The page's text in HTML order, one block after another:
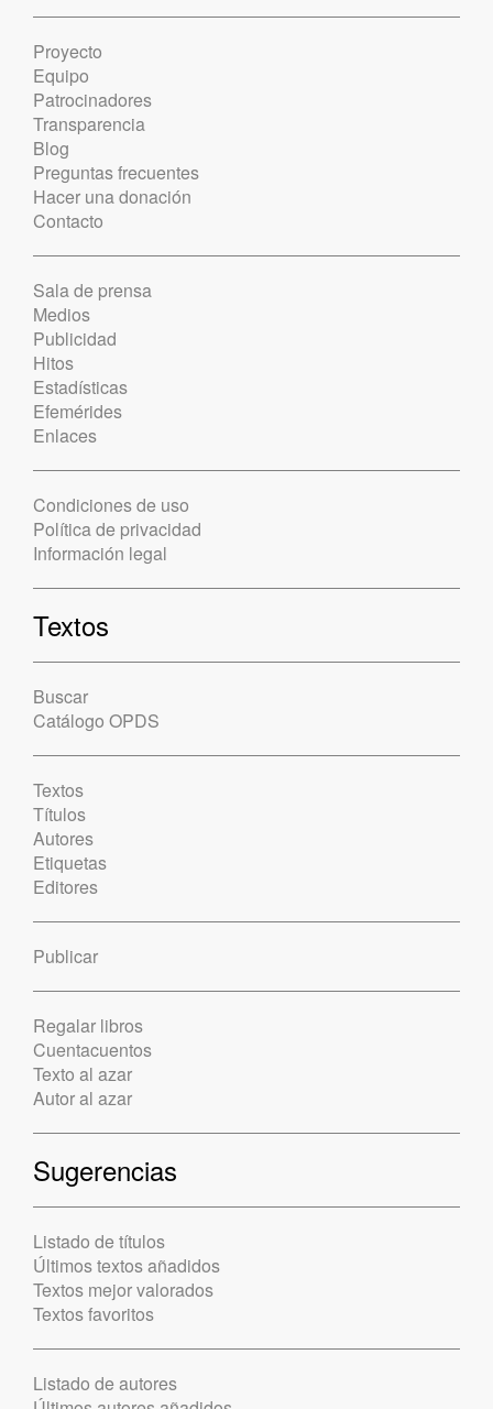
Proyecto
Equipo
Patrocinadores
Transparencia
Blog
Preguntas frecuentes
Hacer una donación
Contacto
Sala de prensa
Medios
Publicidad
Hitos
Estadísticas
Efemérides
Enlaces
Condiciones de uso
Política de privacidad
Información legal
Textos
Buscar
Catálogo OPDS
Textos
Títulos
Autores
Etiquetas
Editores
Publicar
Regalar libros
Cuentacuentos
Texto al azar
Autor al azar
Sugerencias
Listado de títulos
Últimos textos añadidos
Textos mejor valorados
Textos favoritos
Listado de autores